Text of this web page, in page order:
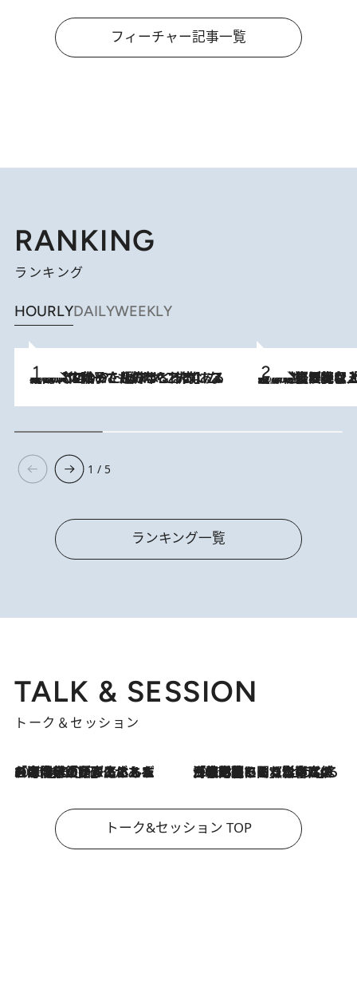
フィーチャー記事一覧
RANKING
ランキング
HOURLYDAILYWEEKLY
2026.8.5
【阿川佐和子さんの年とる力】なぜ70代で始めた趣味は“こんなに楽しい”のか？ ピアノ、俳句…スランプに陥っても続けられる“ある秘訣”とは 2026.8.5
【なぜ吉沢亮は「気配を消せる」のか？】興行収入208億の『国宝』を経て挑むミュージカル『ディア・エヴァン・ハンセン』。トップ俳優が舞台上でさらけ出した“孤独”とは
1 / 5
ランキング一覧
TALK & SESSION
トーク＆セッション
2026.8.3
「今後値上げがあるとすれば…」「リスクがあるのは今年の冬」エネルギー専門家が語る、ホルムズ海峡封鎖が家庭にもたらす“ある心配” 2026.8.3
「住宅建てられない…」「サーチャージ料の高値が続いている」ホルムズ海峡封鎖による影響はいつまで続く？《エネルギー専門家に聞く“どうなる日本の暮らし”》
トーク&セッション TOP